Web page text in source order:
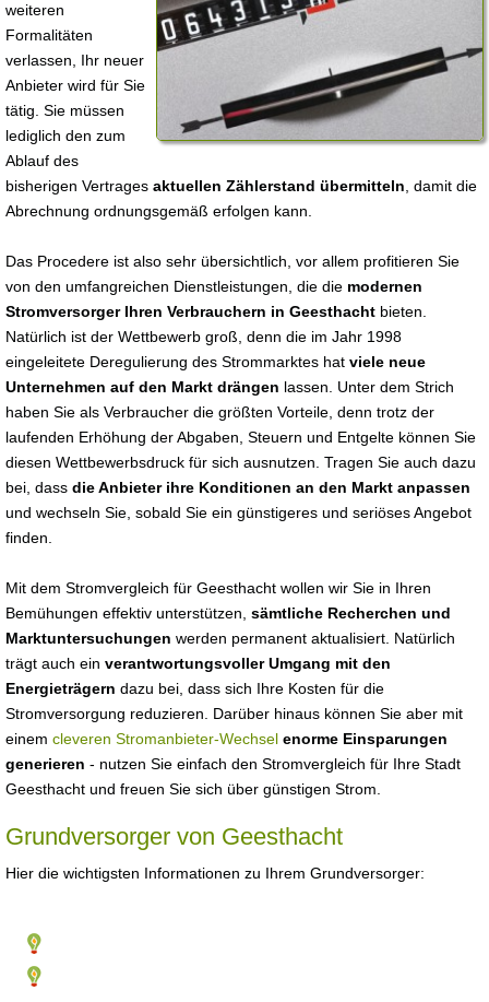
weiteren
Formalitäten
verlassen, Ihr neuer
Anbieter wird für Sie
tätig. Sie müssen
lediglich den zum
Ablauf des
bisherigen Vertrages aktuellen Zählerstand übermitteln , damit die
Abrechnung ordnungsgemäß erfolgen kann.
Das Procedere ist also sehr übersichtlich, vor allem profitieren Sie
von den umfangreichen Dienstleistungen, die die modernen
Stromversorger Ihren Verbrauchern in Geesthacht bieten.
Natürlich ist der Wettbewerb groß, denn die im Jahr 1998
eingeleitete Deregulierung des Strommarktes hat viele neue
Unternehmen auf den Markt drängen lassen. Unter dem Strich
haben Sie als Verbraucher die größten Vorteile, denn trotz der
laufenden Erhöhung der Abgaben, Steuern und Entgelte können Sie
diesen Wettbewerbsdruck für sich ausnutzen. Tragen Sie auch dazu
bei, dass die Anbieter ihre Konditionen an den Markt anpassen
und wechseln Sie, sobald Sie ein günstigeres und seriöses Angebot
finden.
Mit dem Stromvergleich für Geesthacht wollen wir Sie in Ihren
Bemühungen effektiv unterstützen, sämtliche Recherchen und
Marktuntersuchungen werden permanent aktualisiert. Natürlich
trägt auch ein verantwortungsvoller Umgang mit den
Energieträgern dazu bei, dass sich Ihre Kosten für die
Stromversorgung reduzieren. Darüber hinaus können Sie aber mit
einem cleveren Stromanbieter-Wechsel enorme Einsparungen
generieren - nutzen Sie einfach den Stromvergleich für Ihre Stadt
Geesthacht und freuen Sie sich über günstigen Strom.
Grundversorger von Geesthacht
Hier die wichtigsten Informationen zu Ihrem Grundversorger: